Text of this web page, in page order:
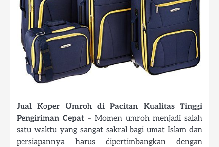
Jual Koper Umroh di Pacitan Kualitas Tinggi
Pengiriman Cepat – Momen umroh menjadi salah
satu waktu yang sangat sakral bagi umat Islam dan
persiapannya harus dipertimbangkan dengan